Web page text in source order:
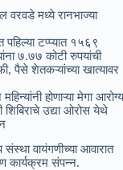
मध्ये रानभाज्या
पहिल्या टप्प्यात १५६९
७.७७ कोटी रुपयांची
पैसे शेतकऱ्यांच्या खात्यावर
होणाऱ्या मेगा आरोग्य
शिबिराचे उद्या ओरोस येथे
संस्था वायंगणीच्या आवारात
कार्यक्रम संपन्न.